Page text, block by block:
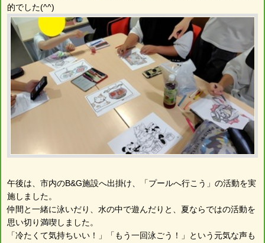
的でした(^^)
午後は、市内のB&G施設へ出掛け、「プールへ行こう」の活動を実
施しました。
仲間と一緒に泳いだり、水の中で遊んだりと、夏ならではの活動を
思い切り満喫しました。
「冷たくて気持ちいい！」「もう一回泳ごう！」という元気な声も